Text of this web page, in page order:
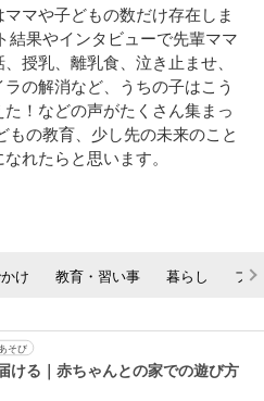
マや子どもの数だけ存在しま
結果やインタビューで先輩ママ
授乳、離乳食、泣き止ませ、
の解消など、うちの子はこう
！などの声がたくさん集まっ
の教育、少し先の未来のこと
れたらと思います。
け 教育・習い事 暮らし フ
そび
ける｜赤ちゃんとの家での遊び方